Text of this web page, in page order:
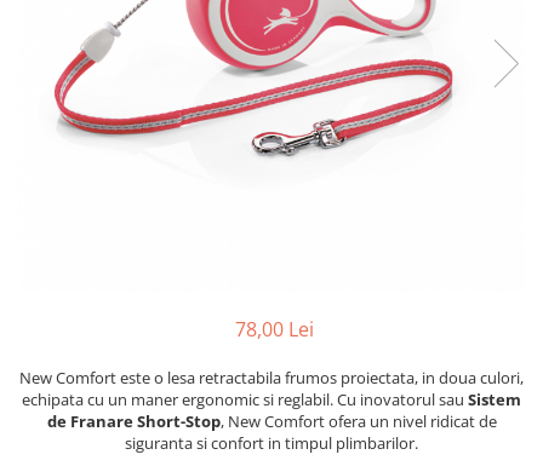
78,00 Lei
New Comfort este o lesa retractabila frumos proiectata, in doua culori,
echipata cu un maner ergonomic si reglabil. Cu inovatorul sau Sistem
de Franare Short-Stop, New Comfort ofera un nivel ridicat de
siguranta si confort in timpul plimbarilor.